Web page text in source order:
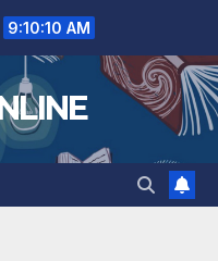
9:10:11 AM